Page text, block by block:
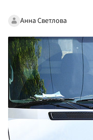
Анна Светлова